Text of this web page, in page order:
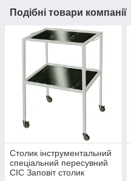
Подібні товари компанії
Столик інструментальний
спеціальний пересувний
СІС Заповіт столик